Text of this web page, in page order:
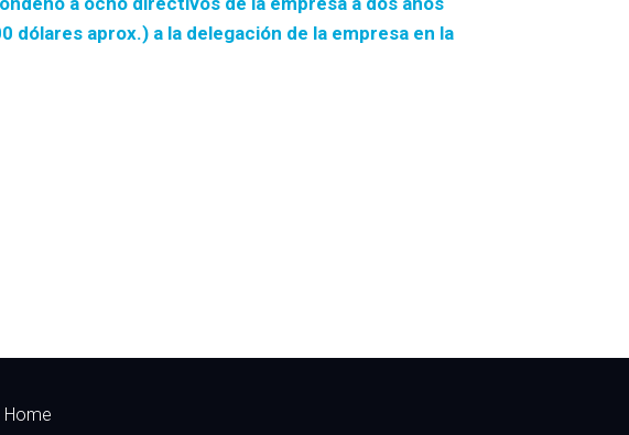
dólares aprox.) a la delegación de la empresa en la
Home